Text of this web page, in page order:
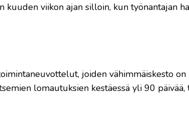
kuuden viikon ajan silloin, kun työnantajan
joiden vähimmäiskesto on
lomautuksien kestäessä yli 90 päivää,